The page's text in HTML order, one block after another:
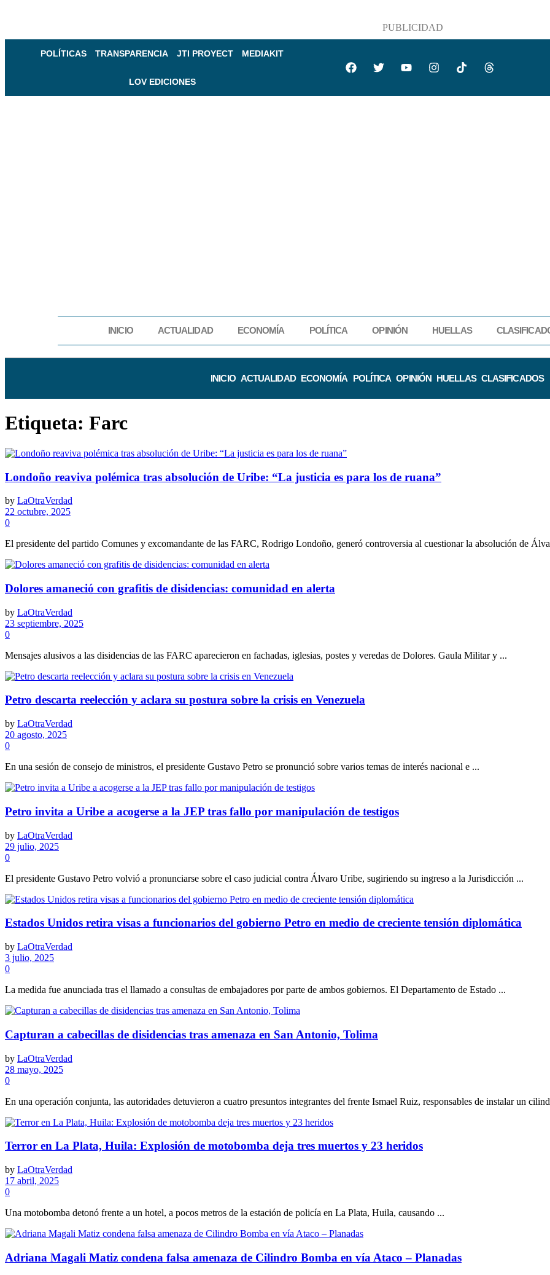
PUBLICIDAD
POLÍTICAS TRANSPARENCIA JTI PROYECT MEDIAKIT
LOV EDICIONES
INICIO ACTUALIDAD ECONOMÍA POLÍTICA OPINIÓN HUELLAS
INICIO ACTUALIDAD ECONOMÍA POLÍTICA OPINIÓN HUELLAS CLASIFICADOS
Etiqueta: Farc
Londoño reaviva polémica tras absolución de Uribe: “La justicia es para los de ruana”
by LaOtraVerdad
22 octubre, 2025
0
El presidente del partido Comunes y excomandante de las FARC, Rodrigo Londoño, generó controversia al cuestionar la absolución de
Dolores amaneció con grafitis de disidencias: comunidad en alerta
by LaOtraVerdad
23 septiembre, 2025
0
Mensajes alusivos a las disidencias de las FARC aparecieron en fachadas, iglesias, postes y veredas de Dolores. Gaula Militar y ...
Petro descarta reelección y aclara su postura sobre la crisis en Venezuela
by LaOtraVerdad
20 agosto, 2025
0
En una sesión de consejo de ministros, el presidente Gustavo Petro se pronunció sobre varios temas de interés nacional e ...
Petro invita a Uribe a acogerse a la JEP tras fallo por manipulación de testigos
by LaOtraVerdad
29 julio, 2025
0
El presidente Gustavo Petro volvió a pronunciarse sobre el caso judicial contra Álvaro Uribe, sugiriendo su ingreso a la Jurisdicción ...
Estados Unidos retira visas a funcionarios del gobierno Petro en medio de creciente tensión diplomática
by LaOtraVerdad
3 julio, 2025
0
La medida fue anunciada tras el llamado a consultas de embajadores por parte de ambos gobiernos. El Departamento de Estado ...
Capturan a cabecillas de disidencias tras amenaza en San Antonio, Tolima
by LaOtraVerdad
28 mayo, 2025
0
En una operación conjunta, las autoridades detuvieron a cuatro presuntos integrantes del frente Ismael Ruiz, responsables de instalar un
Terror en La Plata, Huila: Explosión de motobomba deja tres muertos y 23 heridos
by LaOtraVerdad
17 abril, 2025
0
Una motobomba detonó frente a un hotel, a pocos metros de la estación de policía en La Plata, Huila, causando ...
Adriana Magali Matiz condena falsa amenaza de Cilindro Bomba en vía Ataco – Planadas